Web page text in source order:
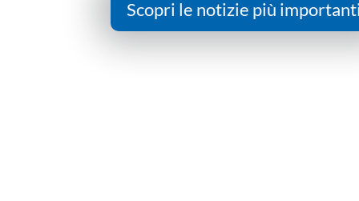
Scopri le notizie più